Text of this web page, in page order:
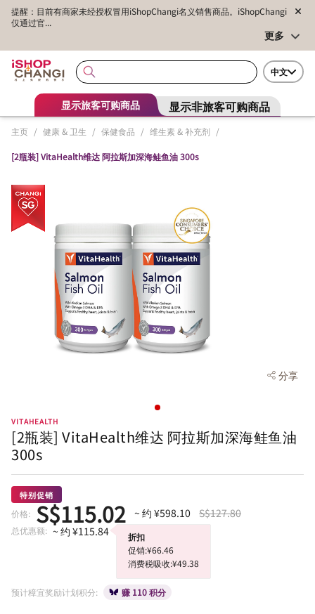
提醒：目前有商家未经授权冒用iShopChangi名义销售商品。iShopChangi
仅通过官...
更多
中文
显示旅客可购商品 显示非旅客可购商品
主页 / 健康 & 卫生 / 保健食品 / 维生素 & 补充剂 /
[2瓶装] VitaHealth维达 阿拉斯加深海鲑鱼油 300s
分享
VITAHEALTH
[2瓶装] VitaHealth维达 阿拉斯加深海鲑鱼油
300s
特别促销
价格: S$115.02 ~ 约 ¥598.10 S$127.80
总优惠额: ~ 约 ¥115.84
折扣
促销:¥66.46
消费税吸收:¥49.38
预计樟宜奖励计划积分: 赚 110 积分